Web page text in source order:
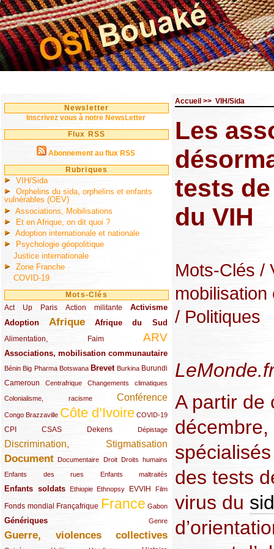
Newsletter
Inscrivez vous à notre NewsLetter
Flux RSS
Abonnement au flux RSS
Rubriques
VIH/Sida
Orphelins du sida, orphelins et enfants
vulnérables (OEV)
Associations, Mobilisations
Et en Afrique, on dit quoi ?
Adoption internationale et nationale
Psychologie géopolitique
Justice internationale
Zone Franche
COVID-19
Mots-Clés
Act Up Paris
(49/289) Action militante
(32/289) Activisme
(73/289)
Adoption
(82/289) Afrique
(161/289) Afrique du Sud
(73/289)
Alimentation, Faim
(48/289) ARV
(203/289)
Associations, mobilisation communautaire
(65/289)
Bénin
(13/289)Big Pharma
(16/289) Botswana
(9/289) Brevet
(83/289) Burkina
(18/289) Burundi
(30/289)
Cameroun
(47/289) Centrafrique
(23/289) Changements climatiques
(10/289)
Colonialisme, racisme
(19/289) Conférence
(118/289)
Congo Brazzaville
(24/289) Côte d’Ivoire
(263/289) COVID-19
(13/289)
CPI
(48/289) CSAS
(32/289) Dekens
(29/289) Dépistage
(19/289)
Discrimination, Stigmatisation
(131/289)
Document
(145/289) Documentaire
(9/289) Droit
(20/289) Droits humains
(22/289)
Enfants des rues
(21/289) Enfants maltraités
(10/289)
Enfants soldats
(68/289) Ethiopie
(12/289) Ethnopsy
(15/289) EVVIH
(55/289) Film
(22/289)
Fonds mondial
(48/289) Françafrique
(39/289) France
(289/289) Gabon
(12/289)
Génériques
(59/289) Genre
(22/289)
Guerre, violences collectives
(149/289)
Accueil >> VIH/Sida
Les
tests
du VIH
Mots-Clés /
/ Politiques
A partir de
des tests
virus du